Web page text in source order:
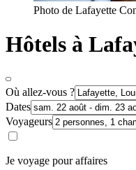
Photo de Lafayette
Hôtels à
Où allez-vous ?
Dates
Voyageurs
Je voyage pour affaires